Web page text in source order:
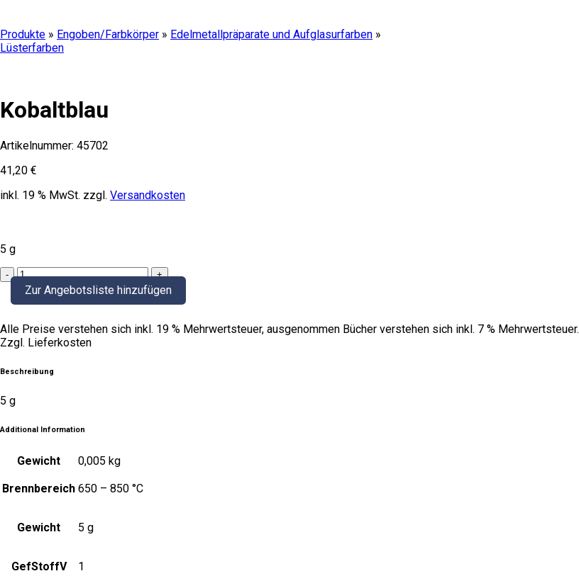
Produkte » Engoben/Farbkörper » Edelmetallpräparate und Aufglasurfarben »
Lüsterfarben
Kobaltblau
Artikelnummer: 45702
41,20 €
inkl. 19 % MwSt. zzgl. Versandkosten
5 g
Kobaltblau
quantityZur Angebotsliste hinzufügen
Alle Preise verstehen sich inkl. 19 % Mehrwertsteuer, ausgenommen Bücher verstehen sich inkl. 7 % Mehrwertsteuer.
Zzgl. Lieferkosten
Beschreibung
5 g
Additional Information
Gewicht 0,005 kg
Brennbereich 650 – 850 °C
Gewicht 5 g
GefStoffV 1